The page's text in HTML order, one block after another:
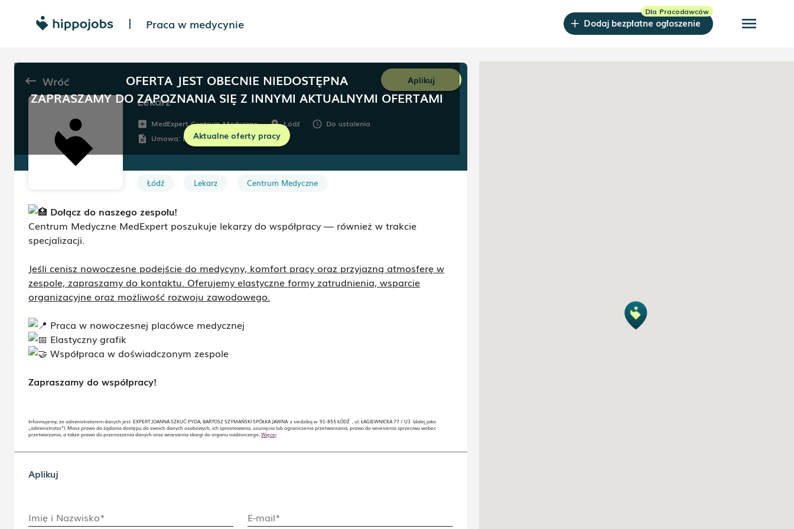
| Praca w medycynie Dodaj bezpłatne ogłoszenie menu
OFERTA JEST OBECNIE NIEDOSTĘPNA
ZAPRASZAMY DO ZAPOZNANIA SIĘ Z INNYMI AKTUALNYMI OFERTAMI
Aktualne oferty pracy
keyboard_backspace Wróć Aplikuj
Lekarz
add_box MedExpert Centrum Medyczne room Łódź schedule Do ustalenia
description Umowa: Dowolna
Łódź Lekarz Centrum Medyczne
Dołącz do naszego zespołu!
Centrum Medyczne MedExpert poszukuje lekarzy do współpracy — również w trakcie
specjalizacji.
Jeśli cenisz nowoczesne podejście do medycyny, komfort pracy oraz przyjazną atmosferę w
zespole, zapraszamy do kontaktu. Oferujemy elastyczne formy zatrudnienia, wsparcie
organizacyjne oraz możliwość rozwoju zawodowego.
Praca w nowoczesnej placówce medycznej
Elastyczny grafik
Współpraca w doświadczonym zespole
Zapraszamy do współpracy!
Informujemy, że administratorem danych jest EXPERT JOANNA SZKUĆ-PYDA, BARTOSZ SZYMAŃSKI SPÓŁKA JAWNA z siedzibą w 91-855 ŁÓDŹ , ul. ŁAGIEWNICKA 77 / U3 (dalej jako
„administrator”). Masz prawo do żądania dostępu do swoich danych osobowych, ich sprostowania, usunięcia lub ograniczenia przetwarzania, prawo do wniesienia sprzeciwu wobec
przetwarzania, a także prawo do przenoszenia danych oraz wniesienia skargi do organu nadzorczego. Więcej
Aplikuj
Imię i Nazwisko* E-mail*